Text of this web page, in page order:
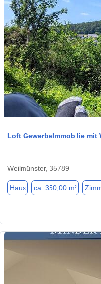
Loft GewerbeImmobilie mit
Weilmünster, 35789
Haus ca. 350,00 m²